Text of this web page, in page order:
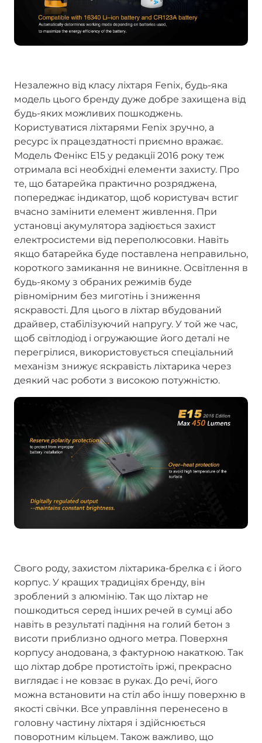
Незалежно від класу ліхтаря Fenix, будь-яка
модель цього бренду дуже добре захищена від
будь-яких можливих пошкоджень.
Користуватися ліхтарями Fenix зручно, а
ресурс їх працездатності приємно вражає.
Модель Фенікс E15 у редакції 2016 року теж
отримала всі необхідні елементи захисту. Про
те, що батарейка практично розряджена,
попереджає індикатор, щоб користувач встиг
вчасно замінити елемент живлення. При
установці акумулятора задіюється захист
електросистеми від переполюсовки. Навіть
якщо батарейка буде поставлена неправильно,
короткого замикання не виникне. Освітлення в
будь-якому з обраних режимів буде
рівномірним без миготінь і зниження
яскравості. Для цього в ліхтар вбудований
драйвер, стабілізуючий напругу. У той же час,
щоб світлодіод і огружающие його деталі не
перегрілися, використовується спеціальний
механізм знижує яскравість ліхтарика через
деякий час роботи з високою потужністю.
Свого роду, захистом ліхтарика-брелка є і його
корпус. У кращих традиціях бренду, він
зроблений з алюмінію. Так що ліхтар не
пошкодиться серед інших речей в сумці або
навіть в результаті падіння на голий бетон з
висоти приблизно одного метра. Поверхня
корпусу анодована, з фактурною накаткою. Так
що ліхтар добре протистоїть іржі, прекрасно
виглядає і не ковзає в руках. До речі, його
можна встановити на стіл або іншу поверхню в
якості свічки. Все управління перенесено в
головну частину ліхтаря і здійснюється
поворотним кільцем. Також важливо, що